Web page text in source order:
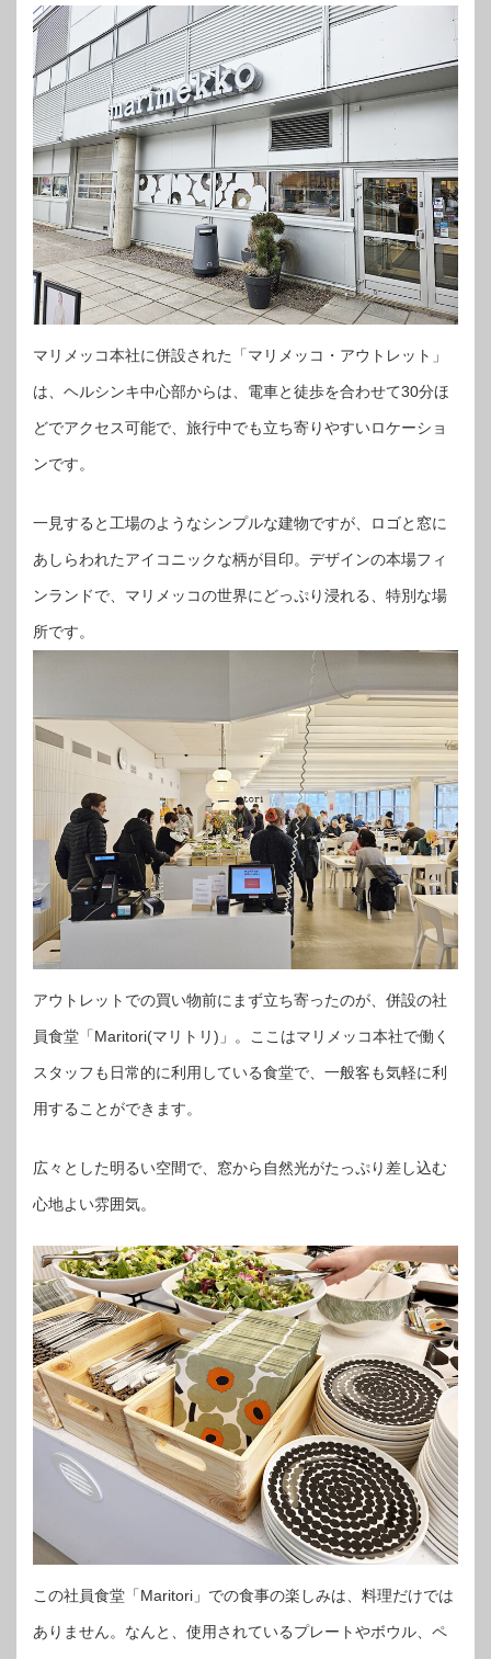
マリメッコ本社に併設された「マリメッコ・アウトレット」
は、ヘルシンキ中心部からは、電車と徒歩を合わせて30分ほ
どでアクセス可能で、旅行中でも立ち寄りやすいロケーショ
ンです。
一見すると工場のようなシンプルな建物ですが、ロゴと窓に
あしらわれたアイコニックな柄が目印。デザインの本場フィ
ンランドで、マリメッコの世界にどっぷり浸れる、特別な場
所です。
アウトレットでの買い物前にまず立ち寄ったのが、併設の社
員食堂「Maritori(マリトリ)」。ここはマリメッコ本社で働く
スタッフも日常的に利用している食堂で、一般客も気軽に利
用することができます。
広々とした明るい空間で、窓から自然光がたっぷり差し込む
心地よい雰囲気。
この社員食堂「Maritori」での食事の楽しみは、料理だけでは
ありません。なんと、使用されているプレートやボウル、ペ